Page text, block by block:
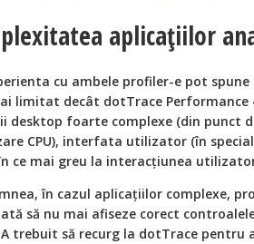
aplicaţiilor
cu ambele profiler-e pot spune
limitat decât dotTrace Performance
desktop foarte complexe (din punct
CPU), interfata utilizator (în
ce mai greu la interacțiunea
în cazul aplicaţiilor complexe,
să nu mai afiseze corect
A trebuit să recurg la dotTrace pentru